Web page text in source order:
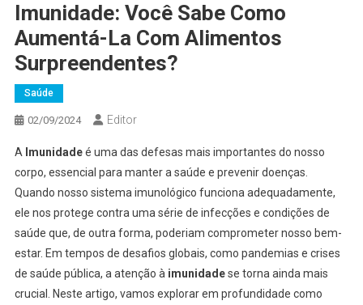
Imunidade: Você Sabe Como
Aumentá-La Com Alimentos
Surpreendentes?
Saúde
02/09/2024 Editor
A Imunidadeé uma das defesas mais importantes do nosso
corpo, essencial para manter a saúde e prevenir doenças.
Quando nosso sistema imunológico funciona adequadamente,
ele nos protege contra uma série de infecções e condições de
saúde que, de outra forma, poderiam comprometer nosso bem-
estar. Em tempos de desafios globais, como pandemias e crises
de saúde pública, a atenção à imunidadese torna ainda mais
crucial. Neste artigo, vamos explorar em profundidade como